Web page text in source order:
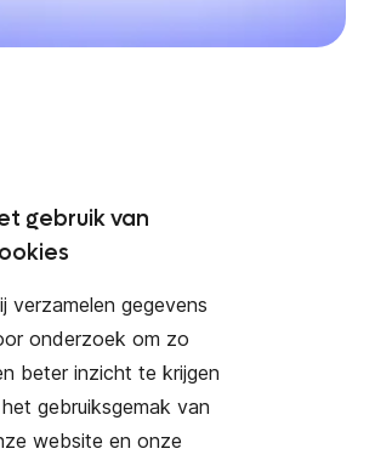
gebruik van
verzamelen gegevens
onderzoek om zo
beter inzicht te krijgen
gebruiksgemak van
website en onze